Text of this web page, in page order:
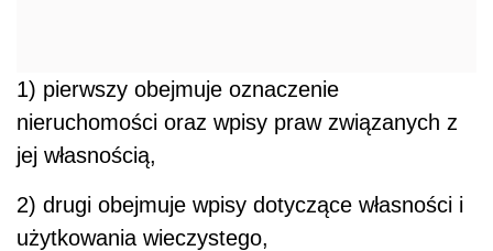
1) pierwszy obejmuje oznaczenie
nieruchomości oraz wpisy praw związanych z
jej własnością,
2) drugi obejmuje wpisy dotyczące własności i
użytkowania wieczystego,